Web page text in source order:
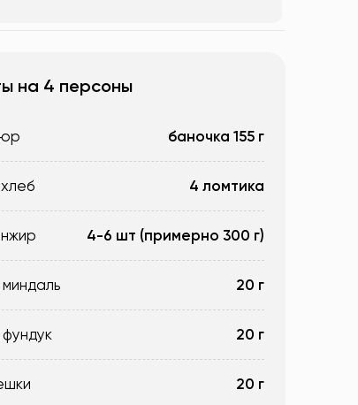
на 4 персоны
баночка 155 г
4 ломтика
4-6 шт (примерно 300 г)
20 г
20 г
20 г